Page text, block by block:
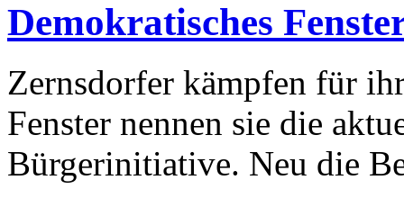
Demokratisches
Zernsdorfer kämpfen für
Fenster nennen sie die
Bürgerinitiative. Neu die